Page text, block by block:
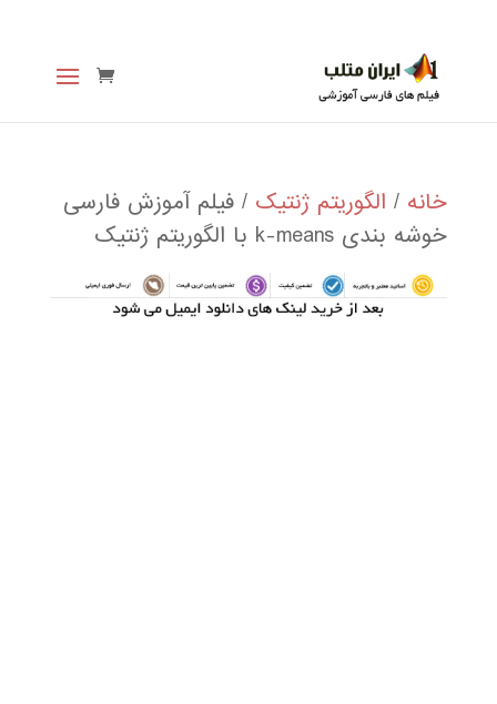
خانه / الگوریتم ژنتیک / فیلم آموزش فارسی
خوشه بندی k-means با الگوریتم ژنتیک